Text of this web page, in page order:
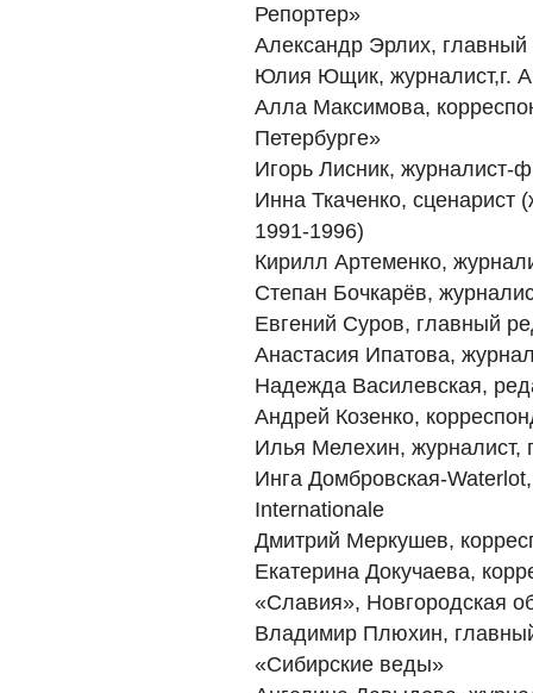
Репортер»
Александр Эрлих, главный
Юлия Ющик, журналист,г.
Алла Максимова,
Петербурге»
Игорь Лисник, журналист-
Инна Ткаченко, сценарист
1991-1996)
Кирилл Артеменко,
Степан Бочкарёв,
Евгений Суров, главный
Анастасия Ипатова,
Надежда Василевская,
Андрей Козенко,
Илья Мелехин, журналист,
Инга Домбровская-
Internationale
Дмитрий Меркушев,
Екатерина Докучаева,
«Славия», Новгородская
Владимир Плюхин,
«Сибирские веды»